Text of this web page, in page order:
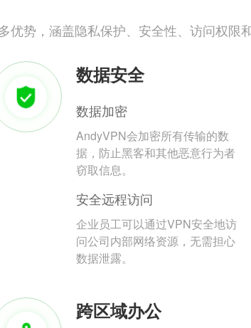
优势，涵盖隐私保护、安全性、访问权限
数据安全
数据加密
AndyVPN会加密所有传输的数
据，防止黑客和其他恶意行为者
窃取信息。
安全远程访问
企业员工可以通过VPN安全地访
问公司内部网络资源，无需担心
数据泄露。
跨区域办公